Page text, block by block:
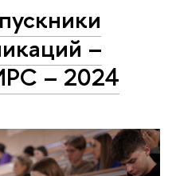
–
– 2024